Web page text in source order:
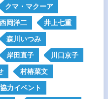
クマ・マクーア
西岡洋二 井上七重
森川いつみ
岸田直子 川口京子
村椿菜文
力イベント